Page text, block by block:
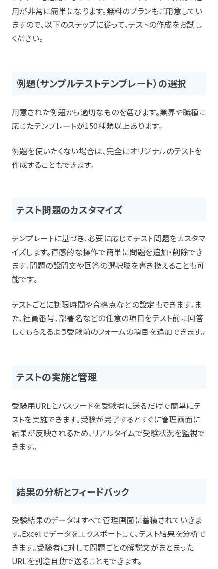
用が非常に簡単になります。無料のプランもご用意してい
ますので、以下のステップに従って、テストの作成をお試し
ください。
例題（サンプルテストテンプレート）の選択
用意された例題から適切なものを選びます。業界や職種に
応じたテンプレートが150種類以上あります。
例題を使いたくない場合は、完全にオリジナルのテストを
作成することもできます。
テスト問題のカスタマイズ
テンプレートに基づき、必要に応じてテスト問題をカスタマ
イズします。直感的な操作で簡単に問題を追加・削除でき
ます。問題の設問文や回答の選択肢を書き換えることも可
能です。
テストごとに制限時間や合格点などの設定もできます。ま
た、社員番号、部署名などの任意の項目をテスト前に回答
してもらえるよう受験前のフォームの項目を追加できます。
テストの実施と管理
受験用URLとパスワードを受験者に送るだけで簡単にテ
ストを実施できます。受験が完了するとすぐに管理画面に
結果が反映されるため、リアルタイムで受験状況を監視で
きます。
結果の分析とフィードバック
受験結果のデータはすべて管理画面に蓄積されていきま
す。Excelでデータをエクスポートして、テスト結果を分析で
きます。受験者に対して問題ごとの解説文がまとまった
URLを別途自動で送ることもできます。